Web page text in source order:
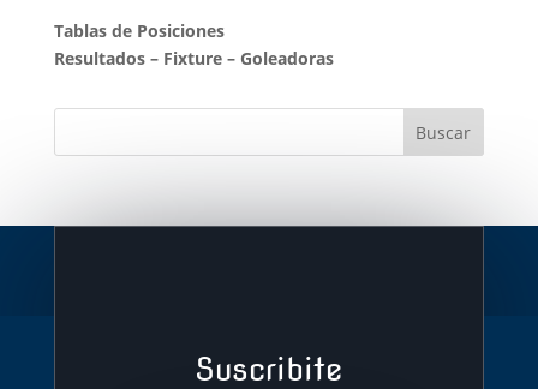
Tablas de Posiciones
Resultados– Fixture– Goleadoras
Suscribite